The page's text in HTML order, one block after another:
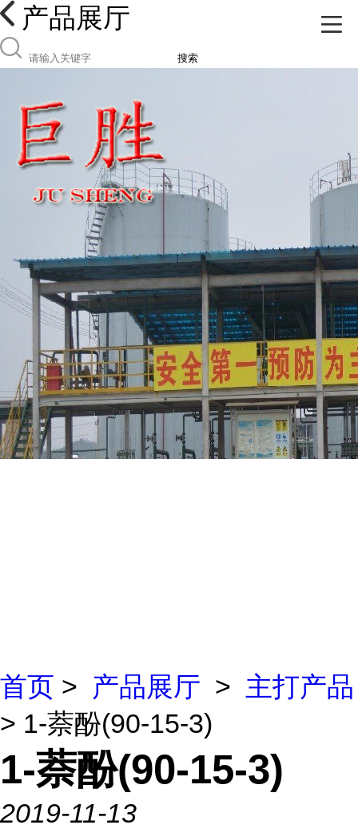
产品展厅
搜索
首页 > 产品展厅 > 主打产品
> 1-萘酚(90-15-3)
1-萘酚(90-15-3)
2019-11-13